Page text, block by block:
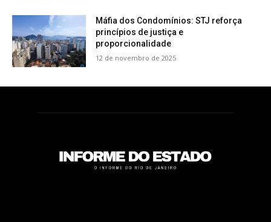
Máfia dos Condomínios: STJ reforça
princípios de justiça e
proporcionalidade
12 de novembro de 2025